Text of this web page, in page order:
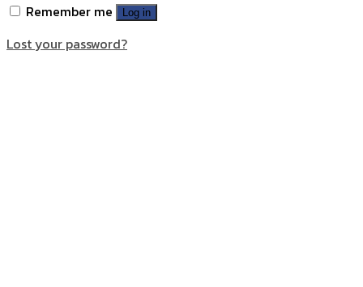
Remember me
Log in
Lost your password?